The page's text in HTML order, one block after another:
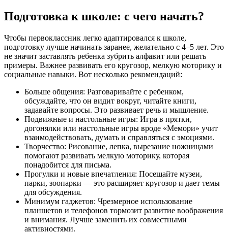
Подготовка к школе: с чего начать?
Чтобы первоклассник легко адаптировался к школе,
подготовку лучше начинать заранее, желательно с 4–5 лет. Это
не значит заставлять ребенка зубрить алфавит или решать
примеры. Важнее развивать его кругозор, мелкую моторику и
социальные навыки. Вот несколько рекомендаций:
Больше общения: Разговаривайте с ребенком,
обсуждайте, что он видит вокруг, читайте книги,
задавайте вопросы. Это развивает речь и мышление.
Подвижные и настольные игры: Игра в прятки,
догонялки или настольные игры вроде «Мемори» учит
взаимодействовать, думать и справляться с эмоциями.
Творчество: Рисование, лепка, вырезание ножницами
помогают развивать мелкую моторику, которая
понадобится для письма.
Прогулки и новые впечатления: Посещайте музеи,
парки, зоопарки — это расширяет кругозор и дает темы
для обсуждения.
Минимум гаджетов: Чрезмерное использование
планшетов и телефонов тормозит развитие воображения
и внимания. Лучше заменить их совместными
активностями.